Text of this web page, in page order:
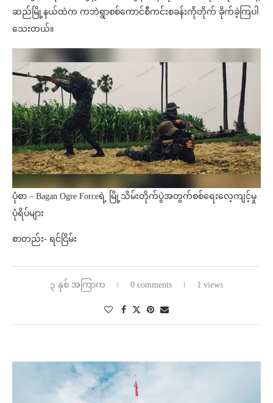
ဆည်မြို့နယ်ထဲက ကဘဲရွာစစ်ကောင်စီကင်းစခန်းကိုတိုက် ခိုက်ခဲ့ကြပါ
သေးတယ်။
ပုံစာ – Bagan Ogre Forceရဲ့ မြို့သိမ်းတိုက်ပွဲအတွက်စစ်ရေးလေ့ကျင့်မှု
ပုံရိပ်များ
စာတည်း- ရင်ငြိမ်း
၃ နှစ် အကြာက 0 comments 1 views